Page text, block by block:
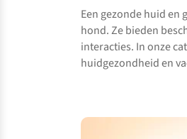
Een gezonde huid en
hond. Ze bieden
interacties. In onze
huidgezondheid en